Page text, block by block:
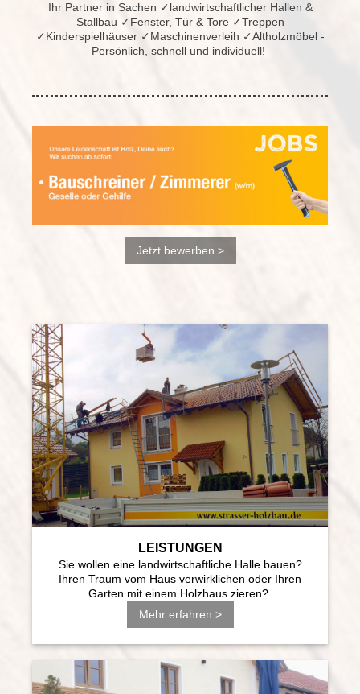
Ihr Partner in Sachen ✓landwirtschaftlicher Hallen &
Stallbau ✓Fenster, Tür & Tore ✓Treppen
✓Kinderspielhäuser✓Maschinenverleih ✓Altholzmöbel -
Persönlich, schnell und individuell!
Jetzt bewerben >
LEISTUNGEN
Sie wollen eine landwirtschaftliche Halle bauen?
Ihren Traum vom Haus verwirklichen oder Ihren
Garten mit einem Holzhaus zieren?
Mehr erfahren >